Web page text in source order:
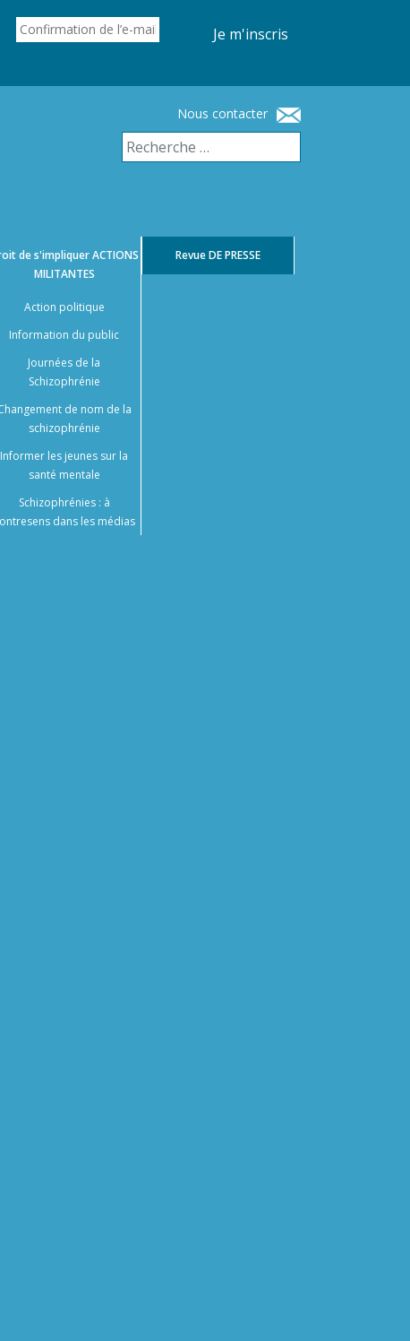
Je m'inscris
Nous contacter
de s'impliquerACTIONS
MILITANTES
Action politique
Information du public
Journées de la
Schizophrénie
de nom de la
schizophrénie
Informer les jeunes sur la
santé mentale
Schizophrénies : à
dans les médias
RevueDE PRESSE